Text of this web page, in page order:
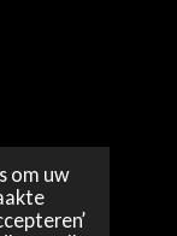
om uw